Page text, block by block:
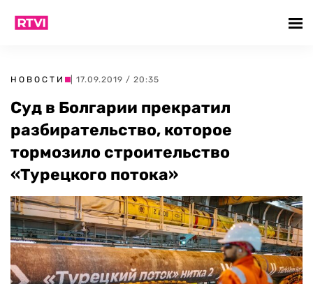
НОВОСТИ | 17.09.2019 / 20:35
Суд в Болгарии прекратил
разбирательство, которое
тормозило строительство
«Турецкого потока»